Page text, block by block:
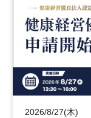
2026/8/27(木)